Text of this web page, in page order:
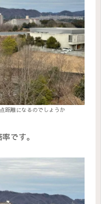
距離になるのでしょうか
です。